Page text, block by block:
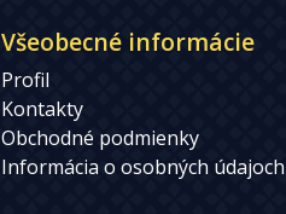
Všeobecné informácie
Profil
Kontakty
Obchodné podmienky
Informácia o osobných údajoch